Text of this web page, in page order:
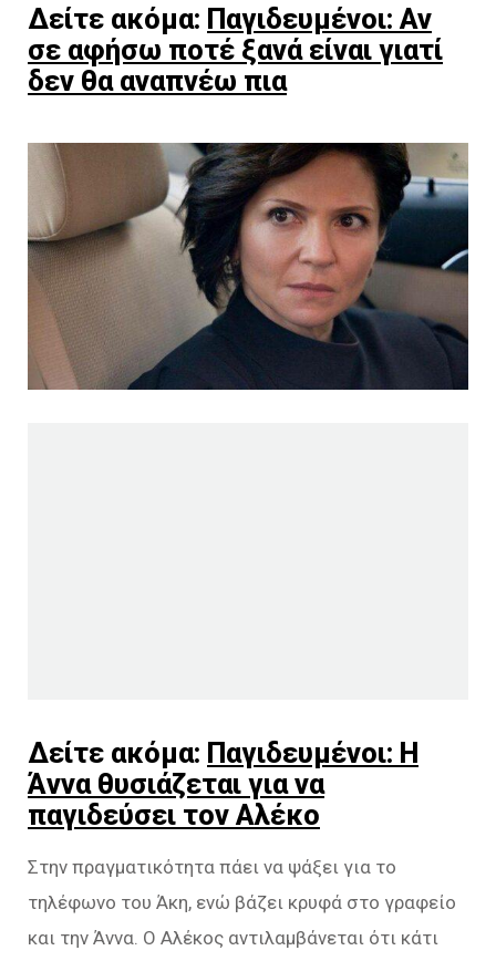
Δείτε ακόμα: Παγιδευμένοι: Αν
σε αφήσω ποτέ ξανά είναι γιατί
δεν θα αναπνέω πια
Δείτε ακόμα: Παγιδευμένοι: H
Άννα θυσιάζεται για να
παγιδεύσει τον Αλέκο
Στην πραγματικότητα πάει να ψάξει για το
τηλέφωνο του Άκη, ενώ βάζει κρυφά στο γραφείο
και την Άννα. Ο Αλέκος αντιλαμβάνεται ότι κάτι